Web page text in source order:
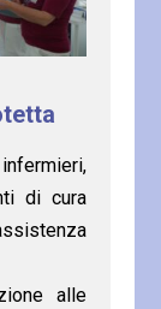
di cura
alle